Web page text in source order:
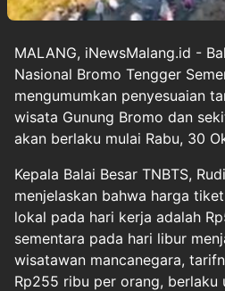
MALANG, iNewsMalang.id -
Nasional Bromo Tengger
mengumumkan penyesuaian
wisata Gunung Bromo dan
akan berlaku mulai Rabu, 30
Kepala Balai Besar TNBTS,
menjelaskan bahwa harga
lokal pada hari kerja adalah
sementara pada hari libur
wisatawan mancanegara,
Rp255 ribu per orang, berlaku